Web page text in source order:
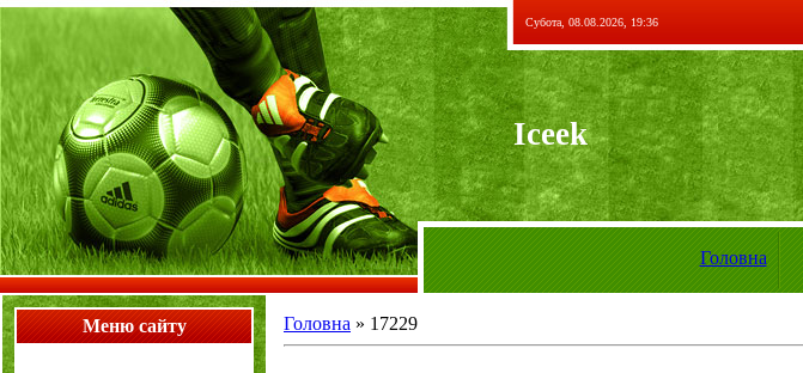
Субота, 08.08.2026, 19:36
Iceek
Головна
Меню сайту Головна » 17229